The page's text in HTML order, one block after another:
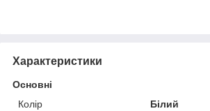
Характеристики
Основні
Колір
Білий